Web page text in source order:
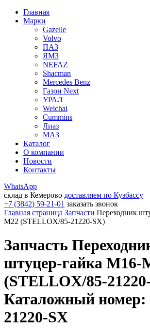
Главная
Марки
Gazelle
Volvo
ПАЗ
ЯМЗ
NEFAZ
Shacman
Mercedes Benz
Газон Next
УРАЛ
Weichai
Cummins
Лиаз
МАЗ
Каталог
О компании
Новости
Контакты
WhatsApp
склад в Кемерово доставляем по Кузбассу
+7 (3842) 59-21-01 заказать звонок
Главная страница Запчасти Переходник
М22 (STELLOX/85-21220-SX)
Запчасть
штуцер-гайка М16-
(STELLOX/85-
Каталожный номер:
21220-SX